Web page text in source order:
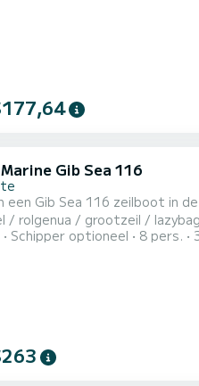
Gib Sea 116
Gib Sea 116 zeilboot in de haven van Diélette
/ rolgenua / grootzeil /
de dag voor uw vertrek / nacht aan boord bij
Schipper optioneel 8 pers.